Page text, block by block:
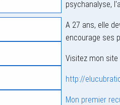
psychanalyse,
A 27 ans, elle
encourage ses
Visitez mon site
http://
Mon premier